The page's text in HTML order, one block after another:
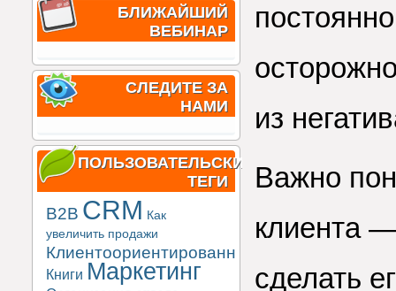
БЛИЖАЙШИЙ
ВЕБИНАР
СЛЕДИТЕ ЗА
НАМИ
ПОЛЬЗОВАТЕЛЬСКИЕ
ТЕГИ
B2B CRM Как
увеличить продажи
Клиентоориентированность
Книги Маркетинг
из
Важно
клиента
сделать